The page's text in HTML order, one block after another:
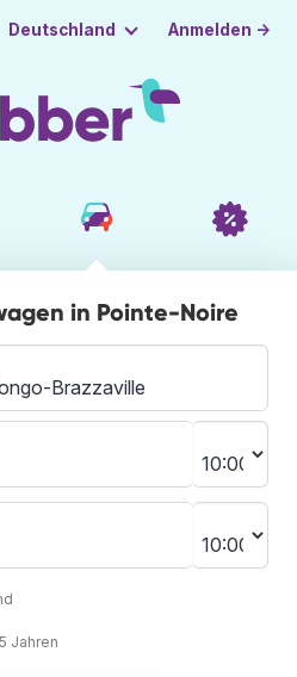
Deutschland Anmelden →
in Pointe-Noire
Jahren